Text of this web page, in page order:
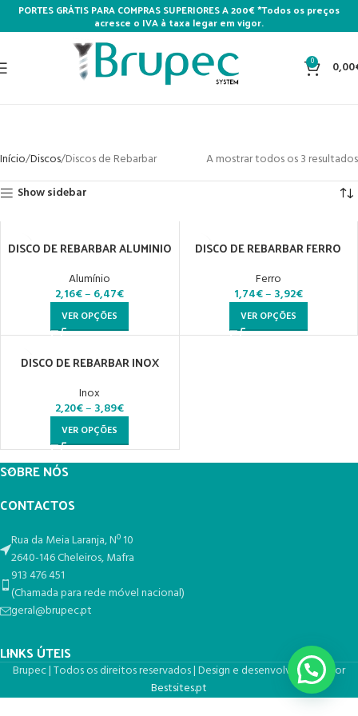
PORTES GRÁTIS PARA COMPRAS SUPERIORES A 200€ *Todos os preços
acresce o IVA à taxa legar em vigor.
0 0,00
Início Discos Discos de Rebarbar
A mostrar todos os 3 resultados
Show sidebar
DISCO DE REBARBAR ALUMINIO
Alumínio
2,16€– 6,47€
VER OPÇÕES
DISCO DE REBARBAR FERRO
Ferro
1,74€– 3,92€
VER OPÇÕES
DISCO DE REBARBAR INOX
Inox
2,20€– 3,89€
VER OPÇÕES
SOBRE NÓS
CONTACTOS
Rua da Meia Laranja, Nº 10
2640-146 Cheleiros, Mafra
913 476 451
(Chamada para rede móvel nacional)
geral@brupec.pt
LINKS ÚTEIS
Brupec | Todos os direitos reservados | Design e desenvolvimento por
Bestsites.pt